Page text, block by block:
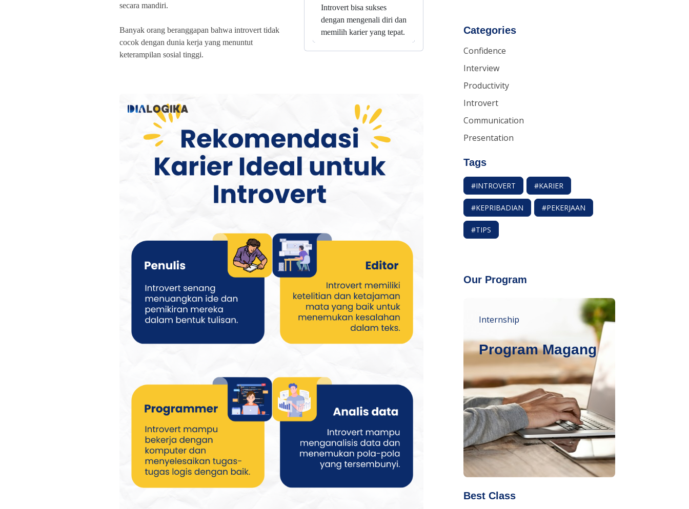
secara mandiri.
Banyak orang beranggapan bahwa introvert tidak
cocok dengan dunia kerja yang menuntut
keterampilan sosial tinggi.
Introvert bisa sukses
dengan mengenali diri dan
memilih karier yang tepat.
Categories
Confidence
Interview
Productivity
Introvert
Communication
Presentation
Tags
#INTROVERT #KARIER
#KEPRIBADIAN #PEKERJAAN
#TIPS
Our Program
Internship
Program Magang
Best Class